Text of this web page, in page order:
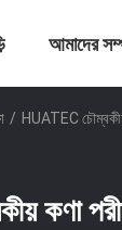
আমাদের
/ HUATEC
কণা